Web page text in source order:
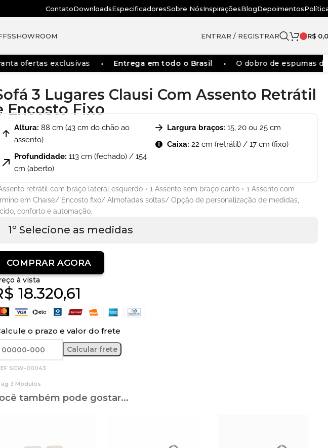
ContatoDownloadsEspecificadoresSobre NósInspiraçõesBlogDepoimentos
SHOWROOM ENTRAR / REGISTRAR R$
exclusivas Entrega em todo o Brasil O dobro de espumas dos
3 Lugares Clausi Com Assento Retrátil
Encosto Fixo
Altura: 88 cm (43 cm do chão ao
assento)
Profundidade: 113 cm (fechado) / 154
cm (aberto)
Largura braços: 15, 20 ou 25 cm
Caixa: 22 cm (retrátil) / 17 cm (fixo)
retrátil com braço lateral esquerdo + 1 Assento sem braço canto + 1 Assento com
em Chaise/ Encosto fixo/ Almofadas soltas/ Opção de personalização de medidas,
conforto e automação.
1º Selecione as medidas
COMPRAR AGORA
à vista
18.320,61
o prazo e valor do frete
SCW-00043
3 Módulos
também pode gostar...